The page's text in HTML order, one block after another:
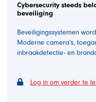
Cybersecurity steeds
beveiliging
Beveiligingssystemen
Moderne camera’s,
inbraakdetectie- en
Log in om verder te